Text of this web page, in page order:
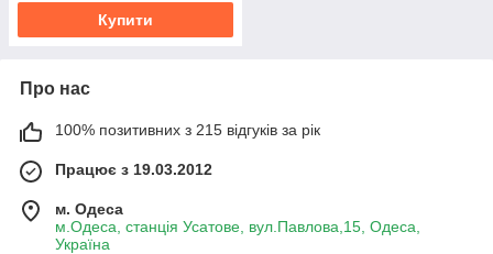
Купити
Про нас
100% позитивних з 215 відгуків за рік
Працює з 19.03.2012
м. Одеса
м.Одеса, станція Усатове, вул.Павлова,15, Одеса,
Україна